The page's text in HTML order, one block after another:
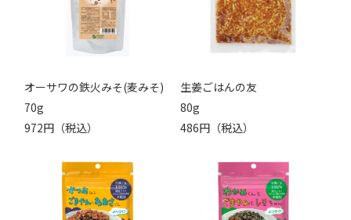
オーサワの鉄火みそ(麦みそ)
70g
972円（税込）
生姜ごはんの友
80g
486円（税込）